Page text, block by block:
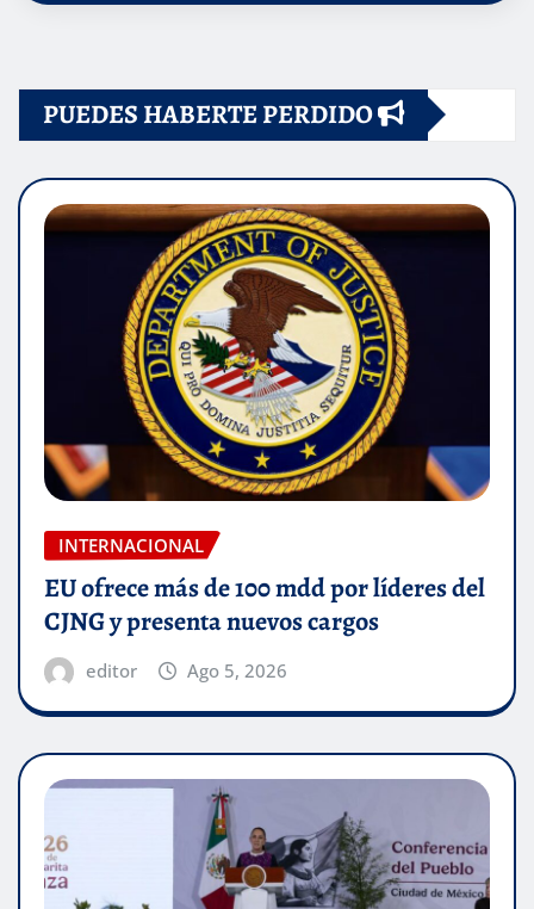
PUEDES HABERTE PERDIDO
INTERNACIONAL
EU ofrece más de 100 mdd por líderes del
CJNG y presenta nuevos cargos
editor Ago 5, 2026